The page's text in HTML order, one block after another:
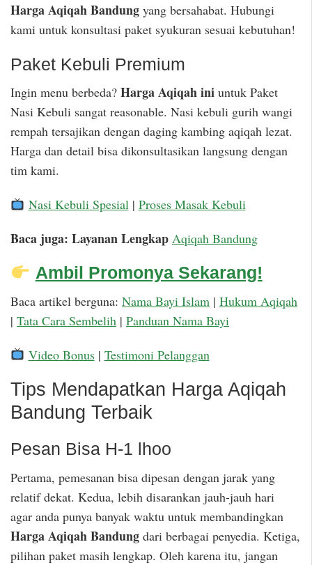
Harga Aqiqah Bandung yang bersahabat. Hubungi
kami untuk konsultasi paket syukuran sesuai kebutuhan!
Paket Kebuli Premium
Ingin menu berbeda? Harga Aqiqah ini untuk Paket
Nasi Kebuli sangat reasonable. Nasi kebuli gurih wangi
rempah tersajikan dengan daging kambing aqiqah lezat.
Harga dan detail bisa dikonsultasikan langsung dengan
tim kami.
Nasi Kebuli Spesial| Proses Masak Kebuli
Baca juga: Layanan Lengkap Aqiqah Bandung
Ambil Promonya Sekarang!
Baca artikel berguna: Nama Bayi Islam | Hukum Aqiqah
| Tata Cara Sembelih | Panduan Nama Bayi
Video Bonus| Testimoni Pelanggan
Tips Mendapatkan Harga Aqiqah
Bandung Terbaik
Pesan Bisa H-1 lhoo
Pertama, pemesanan bisa dipesan dengan jarak yang
relatif dekat. Kedua, lebih disarankan jauh-jauh hari
agar anda punya banyak waktu untuk membandingkan
Harga Aqiqah Bandung dari berbagai penyedia. Ketiga,
pilihan paket masih lengkap. Oleh karena itu, jangan